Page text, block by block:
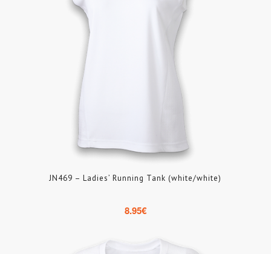
JN469 – Ladies’ Running Tank (white/white)
8.95€